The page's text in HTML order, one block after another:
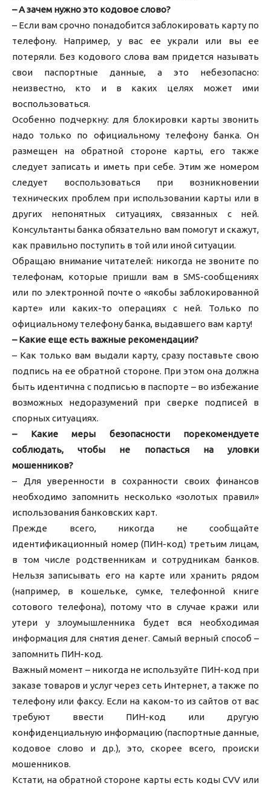
– А зачем нужно это кодовое слово?
– Если вам срочно понадобится заблокировать карту по
телефону. Например, у вас ее украли или вы ее
потеряли. Без кодового слова вам придется называть
свои паспортные данные, а это небезопасно:
неизвестно, кто и в каких целях может ими
воспользоваться.
Особенно подчеркну: для блокировки карты звонить
надо только по официальному телефону банка. Он
размещен на обратной стороне карты, его также
следует записать и иметь при себе. Этим же номером
следует воспользоваться при возникновении
технических проблем при использовании карты или в
других непонятных ситуациях, связанных с ней.
Консультанты банка обязательно вам помогут и скажут,
как правильно поступить в той или иной ситуации.
Обращаю внимание читателей: никогда не звоните по
телефонам, которые пришли вам в SMS-сообщениях
или по электронной почте о «якобы заблокированной
карте» или каких-то операциях с ней. Только по
официальному телефону банка, выдавшего вам карту!
– Какие еще есть важные рекомендации?
– Как только вам выдали карту, сразу поставьте свою
подпись на ее обратной стороне. При этом она должна
быть идентична с подписью в паспорте – во избежание
возможных недоразумений при сверке подписей в
спорных ситуациях.
– Какие меры безопасности порекомендуете
соблюдать, чтобы не попасться на уловки
мошенников?
– Для уверенности в сохранности своих финансов
необходимо запомнить несколько «золотых правил»
использования банковских карт.
Прежде всего, никогда не сообщайте
идентификационный номер (ПИН-код) третьим лицам,
в том числе родственникам и сотрудникам банков.
Нельзя записывать его на карте или хранить рядом
(например, в кошельке, сумке, телефонной книге
сотового телефона), потому что в случае кражи или
утери у злоумышленника будет вся необходимая
информация для снятия денег. Самый верный способ –
запомнить ПИН-код.
Важный момент – никогда не используйте ПИН-код при
заказе товаров и услуг через сеть Интернет, а также по
телефону или факсу. Если на каком-то из сайтов от вас
требуют ввести ПИН-код или другую
конфиденциальную информацию (паспортные данные,
кодовое слово и др.), это, скорее всего, происки
мошенников.
Кстати, на обратной стороне карты есть коды CVV или